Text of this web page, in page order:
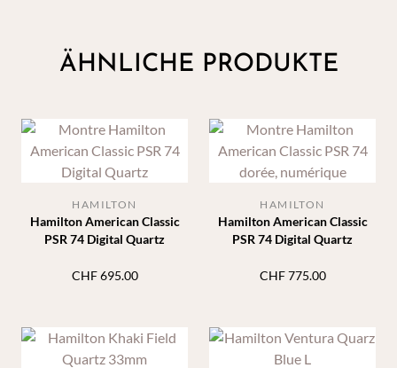
ÄHNLICHE PRODUKTE
Hamilton American Classic
PSR 74 Digital Quartz
HAMILTON
CHF695.00
Hamilton American Classic
PSR 74 Digital Quartz
HAMILTON
CHF775.00